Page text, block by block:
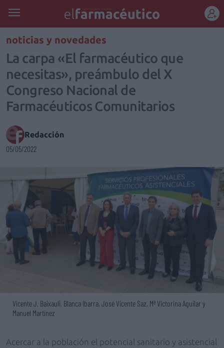
REGÍSTRATE
noticias y novedades
La carpa «El farmacéutico que
necesitas», preámbulo del X
Congreso Nacional de
Farmacéuticos Comunitarios
Redacción
05/05/2022
Vicente J. Baixauli, Blanca Ibarra, José Vicente Saz, Mª Victorina Aguilar y
Manuel Martínez
Acercar a la población el potencial sanitario y asistencial